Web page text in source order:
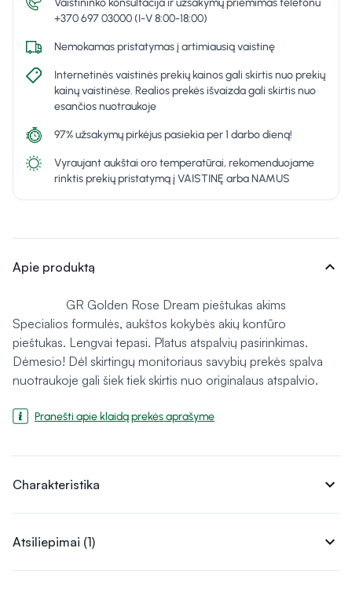
Vaistininko konsultacija ir užsakymų priėmimas telefonu
+370 697 03000 (I-V 8:00-18:00)
Nemokamas pristatymas į artimiausią vaistinę
Internetinės vaistinės prekių kainos gali skirtis nuo prekių
kainų vaistinėse. Realios prekės išvaizda gali skirtis nuo
esančios nuotraukoje
97% užsakymų pirkėjus pasiekia per 1 darbo dieną!
Vyraujant aukštai oro temperatūrai, rekomenduojame
rinktis prekių pristatymą į VAISTINĘ arba NAMUS
Apie produktą expand_more
GR Golden Rose Dream pieštukas akims
Specialios formulės, aukštos kokybės akių kontūro
pieštukas. Lengvai tepasi. Platus atspalvių pasirinkimas.
Dėmesio! Dėl skirtingų monitoriaus savybių prekės spalva
nuotraukoje gali šiek tiek skirtis nuo originalaus atspalvio.
Pranešti apie klaidą prekės aprašyme
Charakteristika expand_more
Atsiliepimai (1) expand_more